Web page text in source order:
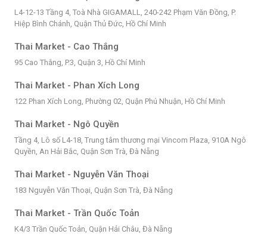
L4-12-13 Tầng 4, Toà Nhà GIGAMALL, 240-242 Phạm Văn Đồng, P.
Hiệp Bình Chánh, Quận Thủ Đức, Hồ Chí Minh
Thai Market - Cao Thắng
95 Cao Thắng, P.3, Quận 3, Hồ Chí Minh
Thai Market - Phan Xích Long
122 Phan Xích Long, Phường 02, Quận Phú Nhuận, Hồ Chí Minh
Thai Market - Ngô Quyền
Tầng 4, Lô số L4-18, Trung tâm thương mại Vincom Plaza, 910A Ngô
Quyền, An Hải Bắc, Quận Sơn Trà, Đà Nẵng
Thai Market - Nguyễn Văn Thoại
183 Nguyễn Văn Thoại, Quận Sơn Trà, Đà Nẵng
Thai Market - Trần Quốc Toản
K4/3 Trần Quốc Toản, Quận Hải Châu, Đà Nẵng